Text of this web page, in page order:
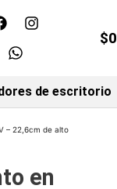
$0
de escritorio
– 22,6cm de alto
en